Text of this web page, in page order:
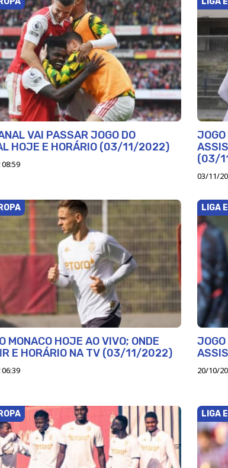
VAI PASSAR JOGO DO
HOJE E HORÁRIO (03/11/2022)
(03/
03/11/
MONACO HOJE AO VIVO; ONDE
E HORÁRIO NA TV (03/11/2022)
LIGA
20/10/
LIGA